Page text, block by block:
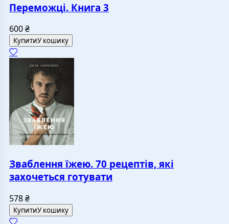
Переможці. Книга 3
600₴
КупитиУ кошику
Зваблення їжею. 70 рецептів, які
захочеться готувати
578₴
КупитиУ кошику